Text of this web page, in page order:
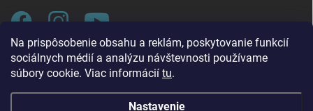
Na prispôsobenie obsahu a reklám, poskytovanie funkcií
sociálnych médií a analýzu návštevnosti používame
súbory cookie. Viac informácií tu.
Nastavenie